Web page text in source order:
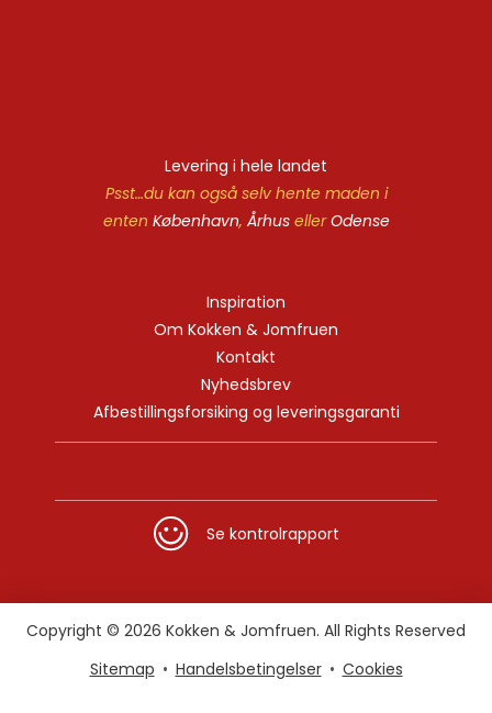
Levering i hele landet
Psst…du kan også selv hente maden i
enten København, ÅrhusellerOdense
Inspiration
Om Kokken & Jomfruen
Kontakt
Nyhedsbrev
Afbestillingsforsiking og leveringsgaranti
Se kontrolrapport
Copyright © 2026 Kokken & Jomfruen. All Rights Reserved
Sitemap
Handelsbetingelser Cookies